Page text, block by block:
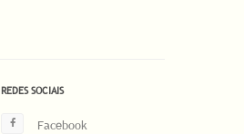
REDES SOCIAIS
Facebook